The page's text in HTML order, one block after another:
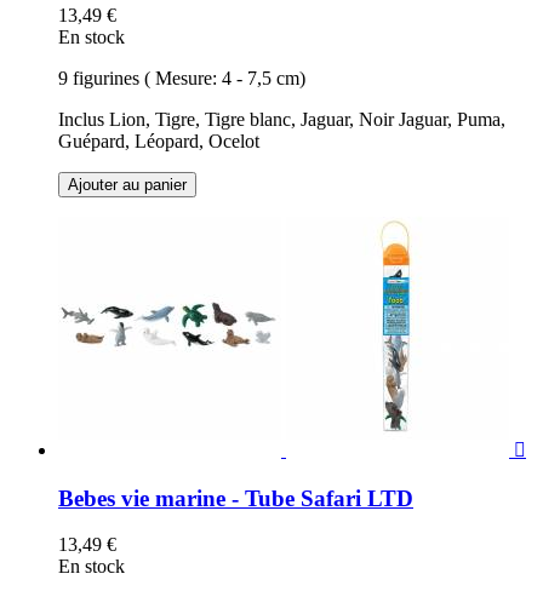
13,49 €
En stock
9 figurines ( Mesure: 4 - 7,5 cm)
Inclus Lion, Tigre, Tigre blanc, Jaguar, Noir Jaguar, Puma,
Guépard, Léopard, Ocelot
Ajouter au panier

Bebes vie marine - Tube Safari LTD
13,49 €
En stock